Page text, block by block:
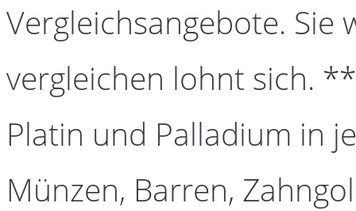
Vergleichsangebote. Sie
vergleichen lohnt sich.
Platin und Palladium in
Münzen, Barren,